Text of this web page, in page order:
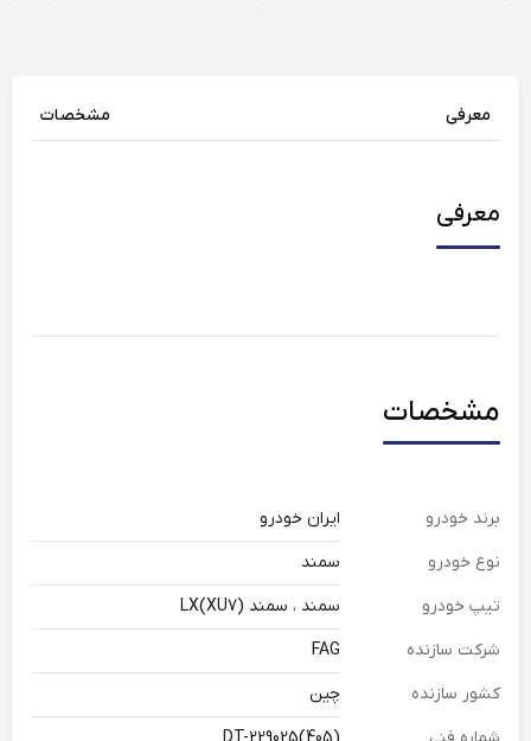
معرفی مشخصات
معرفی
مشخصات
برند خودرو
ایران خودرو
نوع خودرو
سمند
تیپ خودرو
سمند ، سمند LX(XU7)
شرکت سازنده
FAG
کشور سازنده
چین